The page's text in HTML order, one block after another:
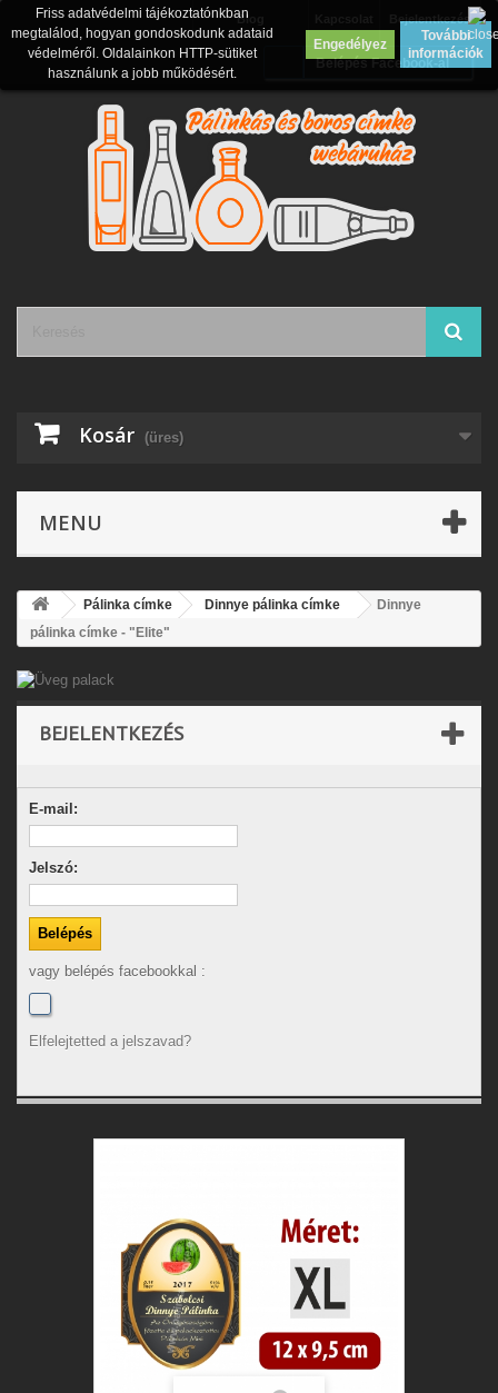
Bejelentkezés
Blog
Belépés Facebook-al
Kosár (üres)
MENU
Friss adatvédelmi tájékoztatónkban
megtalálod, hogyan gondoskodunk adataid
védelméről. Oldalainkon HTTP-sütiket
használunk a jobb működésért.
Engedélyez
További
információk
Pálinka címke Dinnye pálinka címke
Dinnye
pálinka címke - "Elite"
BEJELENTKEZÉS
E-mail:
Jelszó:
vagy belépés facebookkal :
Elfelejtetted a jelszavad?